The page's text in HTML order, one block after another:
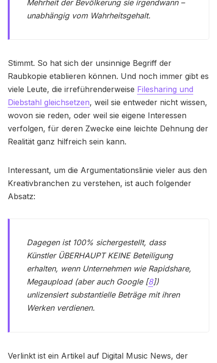
Mehrheit der Bevölkerung sie irgendwann –
unabhängig vom Wahrheitsgehalt.
Stimmt. So hat sich der unsinnige Begriff der
Raubkopie etablieren können. Und noch immer gibt es
viele Leute, die irreführenderweise Filesharing und
Diebstahl gleichsetzen, weil sie entweder nicht wissen,
wovon sie reden, oder weil sie eigene Interessen
verfolgen, für deren Zwecke eine leichte Dehnung der
Realität ganz hilfreich sein kann.
Interessant, um die Argumentationslinie vieler aus den
Kreativbranchen zu verstehen, ist auch folgender
Absatz:
Dagegen ist 100% sichergestellt, dass
Künstler ÜBERHAUPT KEINE Beteiligung
erhalten, wenn Unternehmen wie Rapidshare,
Megaupload (aber auch Google [8])
unlizensiert substantielle Beträge mit ihren
Werken verdienen.
Verlinkt ist ein Artikel auf Digital Music News, der